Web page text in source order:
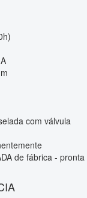
com válvula
de fábrica - pronta